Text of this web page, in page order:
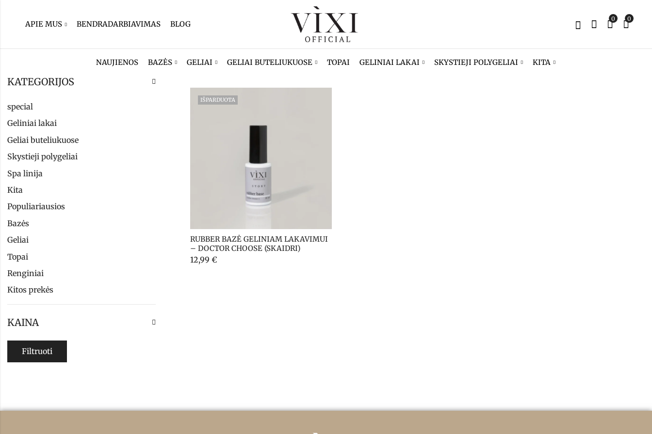
APIE MUS BENDRADARBIAVIMAS BLOG
0 0
NAUJIENOS BAZĖS GELIAI GELIAI BUTELIUKUOSE TOPAI GELINIAI LAKAI SKYSTIEJI POLYGELIAI KITA
IŠPARDUOTA
RUBBER BAZĖ GELINIAM LAKAVIMUI
– DOCTOR CHOOSE (SKAIDRI)
12,99 €
KATEGORIJOS
special
Geliniai lakai
Geliai buteliukuose
Skystieji polygeliai
Spa linija
Kita
Populiariausios
Bazės
Geliai
Topai
Renginiai
Kitos prekės
KAINA
Filtruoti